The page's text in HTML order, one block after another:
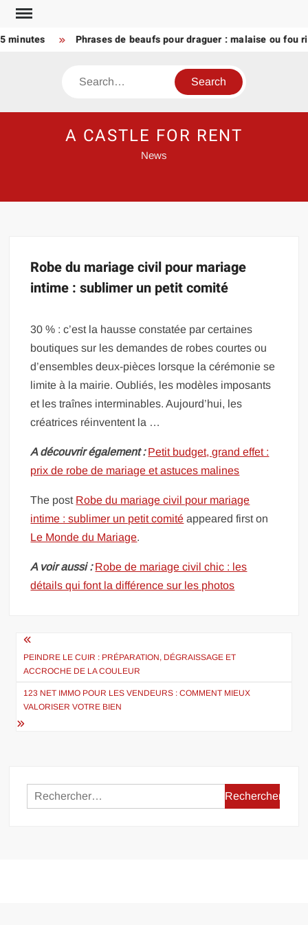
Skip
content
minutes Phrases de beaufs pour draguer : malaise ou fou
Search
A CASTLE FOR RENT
News
Robe du mariage civil pour mariage
intime : sublimer un petit comité
30 % : c’est la hausse constatée par certaines
boutiques sur les demandes de robes courtes ou
d’ensembles deux-pièces lorsque la cérémonie se
limite à la mairie. Oubliés, les modèles imposants
et les traînes interminables. Aujourd’hui, les
créatrices réinventent la …
A découvrir également : Petit budget, grand effet :
prix de robe de mariage et astuces malines
The post Robe du mariage civil pour mariage
intime : sublimer un petit comité appeared first on
Le Monde du Mariage.
A voir aussi : Robe de mariage civil chic : les
détails qui font la différence sur les photos
Navigation
de
l’article
PEINDRE LE CUIR : PRÉPARATION, DÉGRAISSAGE ET
ACCROCHE DE LA COULEUR
123 NET IMMO POUR LES VENDEURS : COMMENT MIEUX
VALORISER VOTRE BIEN
Rechercher :